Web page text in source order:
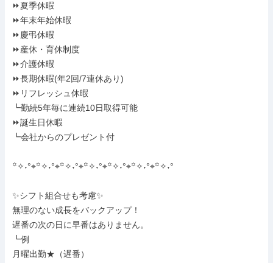
⏩夏季休暇
⏩年末年始休暇
⏩慶弔休暇
⏩産休・育休制度
⏩介護休暇
⏩長期休暇(年2回/7連休あり)
⏩リフレッシュ休暇
┗勤続5年毎に連続10日取得可能
⏩誕生日休暇
┗会社からのプレゼント付
꙳✧˖°⌖꙳✧˖°⌖꙳✧˖°⌖꙳✧˖°⌖꙳✧˖°⌖꙳✧˖°⌖꙳✧˖°
✨シフト組合せも考慮✨
無理のない成長をバックアップ！
遅番の次の日に早番はありません。
┗例
月曜出勤★（遅番）